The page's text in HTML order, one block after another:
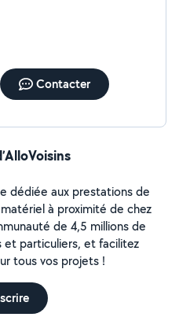
Contacter
dédiée aux prestations de
à proximité de chez
de 4,5 millions de
et particuliers, et facilitez
tous vos projets !